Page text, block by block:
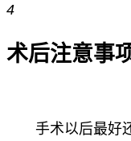
4
术后注意事
手术以后最好还